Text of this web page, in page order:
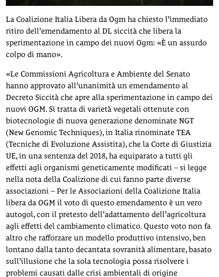
La Coalizione Italia Libera da Ogm ha chiesto l’immediato
ritiro dell’emendamento al DL siccità che libera la
sperimentazione in campo dei nuovi Ogm: «È un assurdo
colpo di mano».
«Le Commissioni Agricoltura e Ambiente del Senato
hanno approvato all’unanimità un emendamento al
Decreto Siccità che apre alla sperimentazione in campo dei
nuovi OGM. Si tratta di varietà vegetali ottenute con
biotecnologie di nuova generazione denominate NGT
(New Genomic Techniques), in Italia rinominate TEA
(Tecniche di Evoluzione Assistita), che la Corte di Giustizia
UE, in una sentenza del 2018, ha equiparato a tutti gli
effetti agli organismi geneticamente modificati – si legge
nella nota della Coalizione di cui fanno parte diverse
associazioni – Per le Associazioni della Coalizione Italia
libera da OGM il voto di questo emendamento è un vero
autogol, con il pretesto dell’adattamento dell’agricoltura
agli effetti del cambiamento climatico. Questo voto non fa
altro che rafforzare un modello produttivo intensivo, ben
lontano dalla tanto decantata sovranità alimentare, basato
sull’illusione che la sola tecnologia possa risolvere i
problemi causati dalle crisi ambientali di origine